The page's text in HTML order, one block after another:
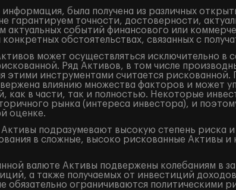
была получена из различных
гарантируем точности, достоверности,
событий финансового или
обстоятельствах, связанных с
может осуществляться исключительно
Ряд Активов, в том числе
этими инструментами считается
влиянию множества факторов и может
как в части, так и полностью. Некоторые
рынка (интереса инвестора), и
оценке.
подразумевают высокую степень риска
в сложные, высоко рискованные Активы
валюте Активы подвержены колебаниям в
а также получаемых от инвестиций
обязательно ограничиваются